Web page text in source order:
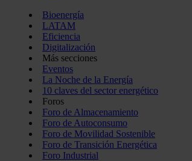
Bioenergía
LATAM
Eficiencia
Digitalización
Más secciones
Eventos
La Noche de la Energía
10 claves del sector energético
Foros
Foro de Almacenamiento
Foro de Autoconsumo
Foro de Movilidad Sostenible
Foro de Transición Energética
Foro Industrial